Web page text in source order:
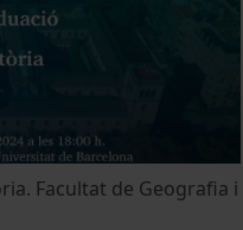
Facultat de Geografia i